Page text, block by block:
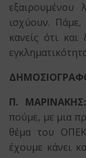
εξαιρουμένου
ισχύουν.
κανείς ότι
Π.
πούμε, με μια
θέμα του
έχουμε κάνει